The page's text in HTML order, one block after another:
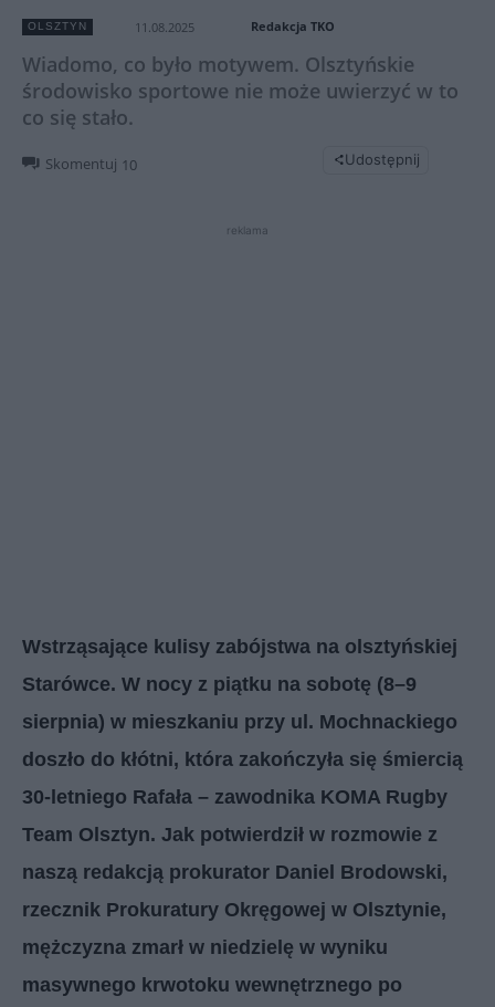
OLSZTYN 11.08.2025 Redakcja TKO
Wiadomo, co było motywem. Olsztyńskie
środowisko sportowe nie może uwierzyć w to
co się stało.
Skomentuj 10 Udostępnij
reklama
Wstrząsające kulisy zabójstwa na olsztyńskiej
Starówce. W nocy z piątku na sobotę (8–9
sierpnia) w mieszkaniu przy ul. Mochnackiego
doszło do kłótni, która zakończyła się śmiercią
30-letniego Rafała – zawodnika KOMA Rugby
Team Olsztyn. Jak potwierdził w rozmowie z
naszą redakcją prokurator Daniel Brodowski,
rzecznik Prokuratury Okręgowej w Olsztynie,
mężczyzna zmarł w niedzielę w wyniku
masywnego krwotoku wewnętrznego po